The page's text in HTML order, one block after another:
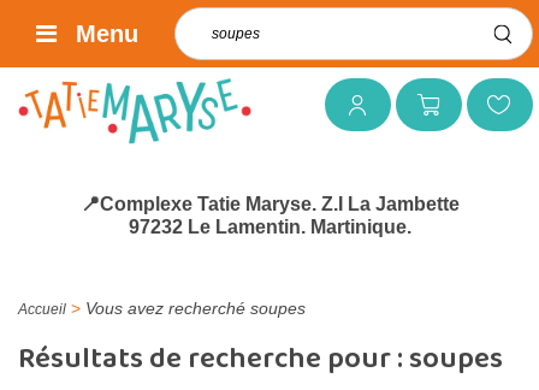
Mon compteMon panierMes favoris
Rechercher :
Menu
📍Complexe Tatie Maryse. Z.I La Jambette
97232 Le Lamentin. Martinique.
Accueil > Vous avez recherché soupes
Résultats de recherche pour :soupes